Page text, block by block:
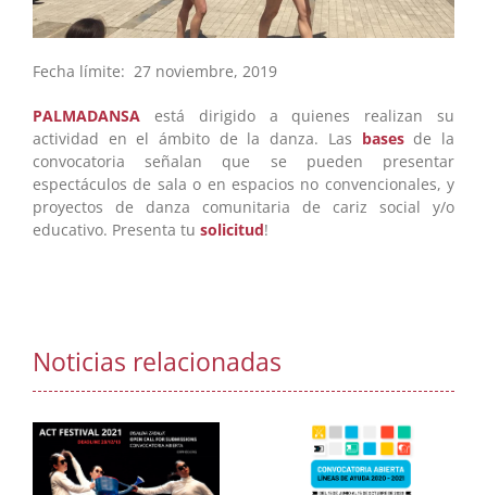
Fecha límite: 27 noviembre, 2019
PALMADANSA está dirigido a quienes realizan su
actividad en el ámbito de la danza. Las basesde la
convocatoria señalan que se pueden presentar
espectáculos de sala o en espacios no convencionales, y
proyectos de danza comunitaria de cariz social y/o
educativo. Presenta tu solicitud!
Noticias relacionadas